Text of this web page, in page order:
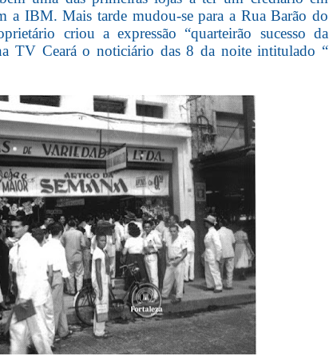
a IBM. Mais tarde mudou-se para a Rua Barão do
criou a expressão “quarteirão sucesso da
TV Ceará o noticiário das 8 da noite intitulado “